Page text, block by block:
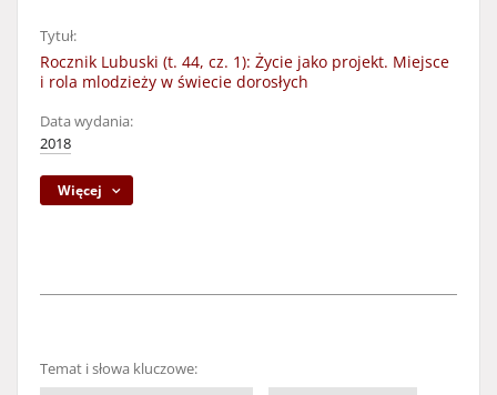
Tytuł:
Rocznik Lubuski (t. 44, cz. 1): Życie jako projekt. Miejsce
i rola mlodzieży w świecie dorosłych
Data wydania:
2018
Więcej
Temat i słowa kluczowe: